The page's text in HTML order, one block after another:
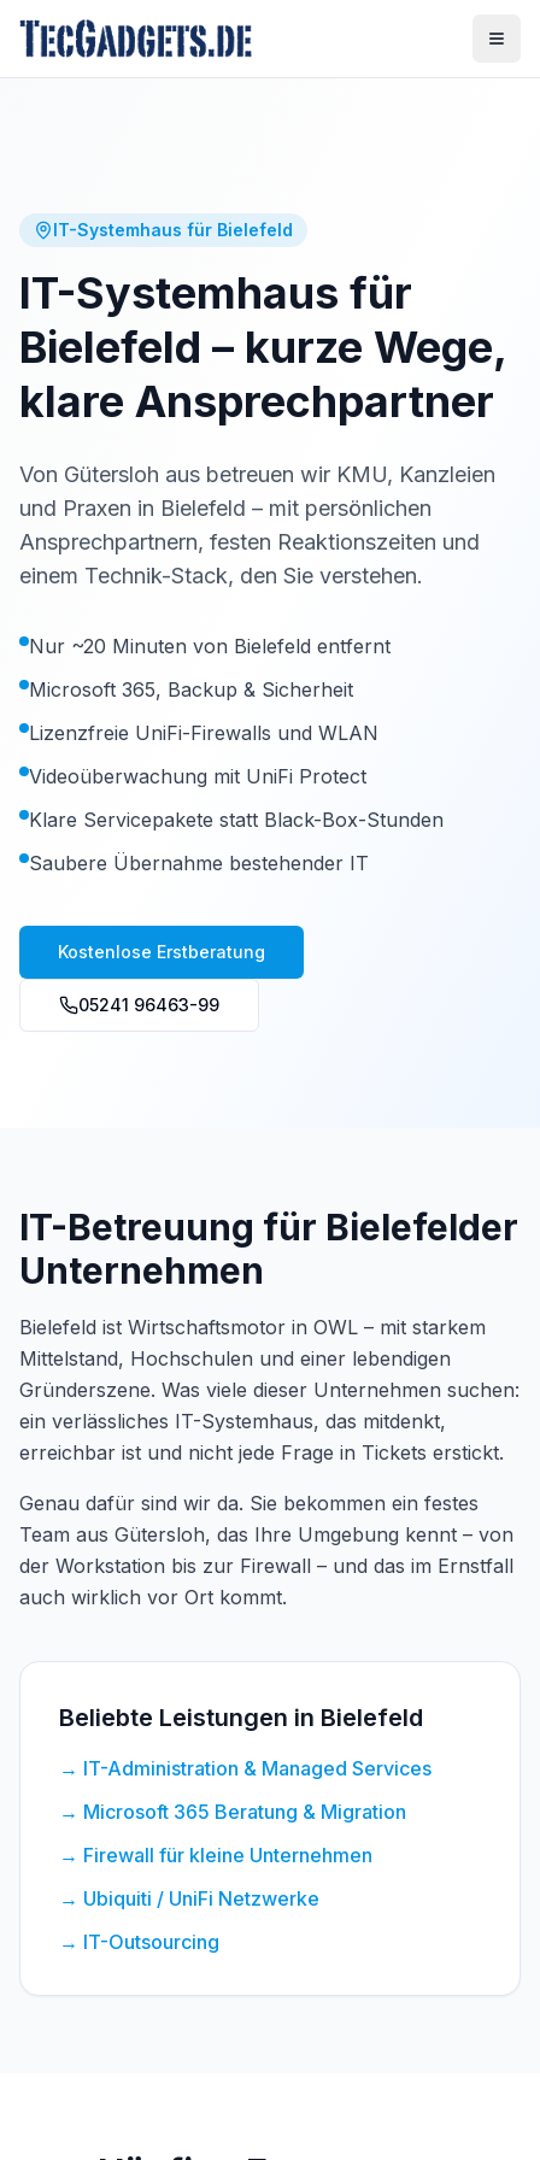
IT-Systemhaus für Bielefeld
IT-Systemhaus für
Bielefeld – kurze Wege,
klare Ansprechpartner
Von Gütersloh aus betreuen wir KMU, Kanzleien
und Praxen in Bielefeld – mit persönlichen
Ansprechpartnern, festen Reaktionszeiten und
einem Technik-Stack, den Sie verstehen.
Nur ~20 Minuten von Bielefeld entfernt
Microsoft 365, Backup & Sicherheit
Lizenzfreie UniFi-Firewalls und WLAN
Videoüberwachung mit UniFi Protect
Klare Servicepakete statt Black-Box-Stunden
Saubere Übernahme bestehender IT
Kostenlose Erstberatung
05241 96463-99
IT-Betreuung für Bielefelder
Unternehmen
Bielefeld ist Wirtschaftsmotor in OWL – mit starkem
Mittelstand, Hochschulen und einer lebendigen
Gründerszene. Was viele dieser Unternehmen suchen:
ein verlässliches IT-Systemhaus, das mitdenkt,
erreichbar ist und nicht jede Frage in Tickets erstickt.
Genau dafür sind wir da. Sie bekommen ein festes
Team aus Gütersloh, das Ihre Umgebung kennt – von
der Workstation bis zur Firewall – und das im Ernstfall
auch wirklich vor Ort kommt.
Beliebte Leistungen in Bielefeld
→ IT-Administration & Managed Services
→ Microsoft 365 Beratung & Migration
→ Firewall für kleine Unternehmen
→ Ubiquiti / UniFi Netzwerke
→ IT-Outsourcing